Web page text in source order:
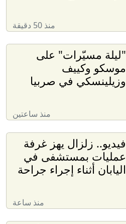
منذ 50 دقيقة
"ليلة مسيّرات" على
موسكو وكييف
وزيلينسكي في صربيا
منذ ساعتين
فيديو.. زلزال يهز غرفة
عمليات بمستشفى في
اليابان أثناء إجراء جراحة
منذ ساعة